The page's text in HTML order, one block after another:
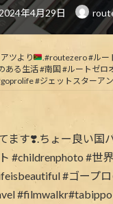
更
年4月29日
ツより
.#routezero #ルー
る生活 #南国 #ルートゼ
#ジェットスターア